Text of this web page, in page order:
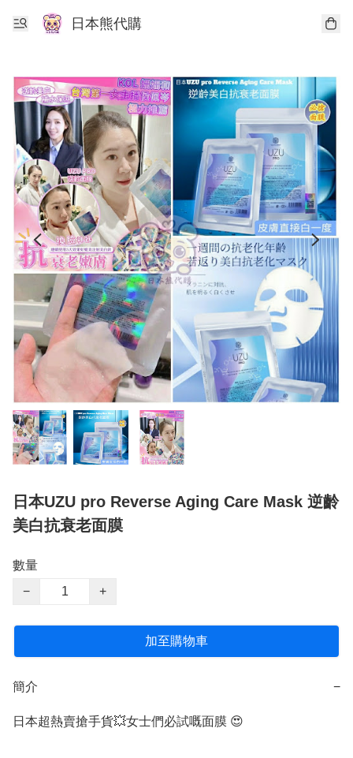
日本熊代購
日本UZU pro Reverse Aging Care Mask 逆齡
美白抗衰老面膜
數量
−
+
加至購物車
簡介 −
日本超熱賣搶手貨💥女士們必試嘅面膜 😍